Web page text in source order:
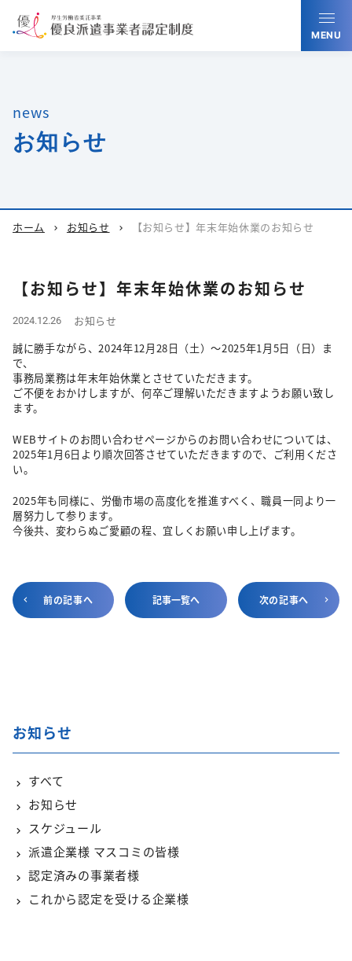
MENU
news
お知らせ
ホーム chevron_right お知らせ chevron_right 【お知らせ】年末年始休業のお知らせ
【お知らせ】年末年始休業のお知らせ
2024.12.26
お知らせ
誠に勝手ながら、2024年12月28日（土）～2025年1月5日（日）ま
で、
事務局業務は年末年始休業とさせていただきます。
ご不便をおかけしますが、何卒ご理解いただきますようお願い致し
ます。
WEBサイトのお問い合わせページからのお問い合わせについては、
2025年1月6日より順次回答させていただきますので、ご利用くださ
い。
2025年も同様に、労働市場の高度化を推進すべく、職員一同より一
層努力して参ります。
今後共、変わらぬご愛顧の程、宜しくお願い申し上げます。
前の記事へ 記事一覧へ 次の記事へ
お知らせ
すべて
お知らせ
スケジュール
派遣企業様 マスコミの皆様
認定済みの事業者様
これから認定を受ける企業様